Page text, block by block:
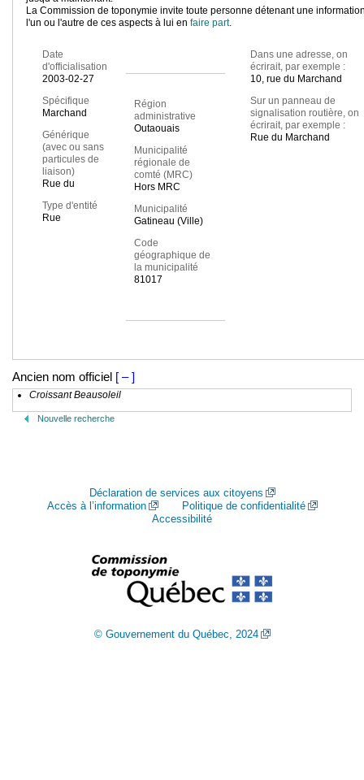
La Commission de toponymie invite toute personne détenant une
l'un ou l'autre de ces aspects à lui en faire part.
Date
d'officialisation
2003-02-27
Spécifique
Marchand
Générique
(avec ou sans
particules de
liaison)
Rue du
Type d'entité
Rue
Région
administrative
Outaouais
Municipalité
régionale de
comté (MRC)
Hors MRC
Municipalité
Gatineau (Ville)
Code
géographique de
la municipalité
81017
Dans une adresse, on
écrirait, par exemple :
10, rue du Marchand
Sur un panneau de
signalisation routière, on
écrirait, par exemple :
Rue du Marchand
Ancien nom officiel [ – ]
Croissant Beausoleil
Nouvelle recherche
Déclaration de services aux citoyens
Accès à l’information
Politique de confidentialité
Accessibilité
© Gouvernement du Québec, 2024